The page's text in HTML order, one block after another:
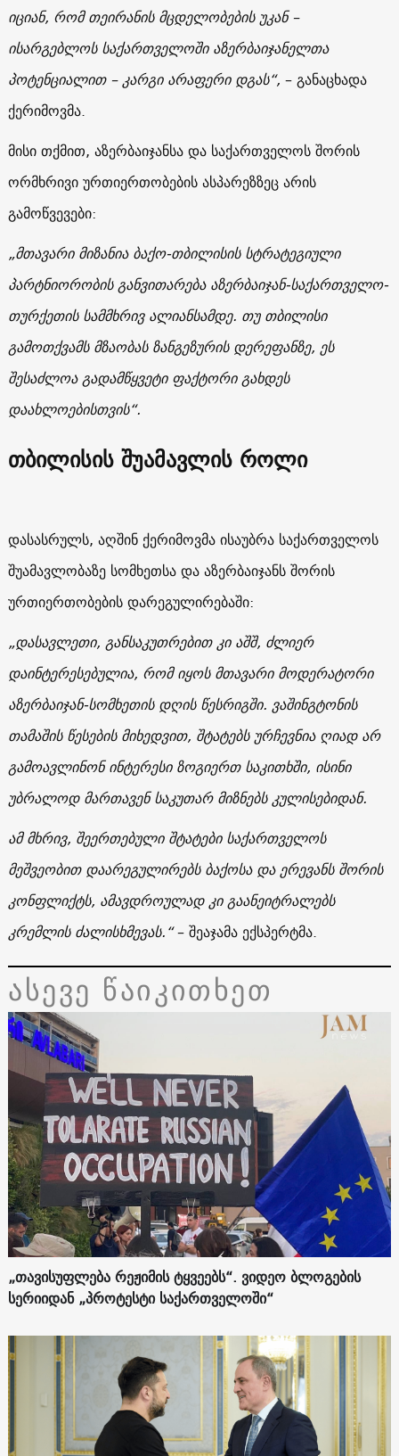
იციან, რომ თეირანის მცდელობების უკან –
ისარგებლოს საქართველოში აზერბაიჯანელთა
პოტენციალით – კარგი არაფერი დგას“, – განაცხადა
ქერიმოვმა.
მისი თქმით, აზერბაიჯანსა და საქართველოს შორის
ორმხრივი ურთიერთობების ასპარეზზეც არის
გამოწვევები:
„მთავარი მიზანია ბაქო-თბილისის სტრატეგიული
პარტნიორობის განვითარება აზერბაიჯან-საქართველო-
თურქეთის სამმხრივ ალიანსამდე. თუ თბილისი
გამოთქვამს მზაობას ზანგეზურის დერეფანზე, ეს
შესაძლოა გადამწყვეტი ფაქტორი გახდეს
დაახლოებისთვის“.
თბილისის შუამავლის როლი
დასასრულს, აღშინ ქერიმოვმა ისაუბრა საქართველოს
შუამავლობაზე სომხეთსა და აზერბაიჯანს შორის
ურთიერთობების დარეგულირებაში:
„დასავლეთი, განსაკუთრებით კი აშშ, ძლიერ
დაინტერესებულია, რომ იყოს მთავარი მოდერატორი
აზერბაიჯან-სომხეთის დღის წესრიგში. ვაშინგტონის
თამაშის წესების მიხედვით, შტატებს ურჩევნია ღიად არ
გამოავლინონ ინტერესი ზოგიერთ საკითხში, ისინი
უბრალოდ მართავენ საკუთარ მიზნებს კულისებიდან.
ამ მხრივ, შეერთებული შტატები საქართველოს
მეშვეობით დაარეგულირებს ბაქოსა და ერევანს შორის
კონფლიქტს, ამავდროულად კი გაანეიტრალებს
კრემლის ძალისხმევას.“– შეაჯამა ექსპერტმა.
ასევე წაიკითხეთ
„თავისუფლება რეჟიმის ტყვეებს“. ვიდეო ბლოგების
სერიიდან „პროტესტი საქართველოში“